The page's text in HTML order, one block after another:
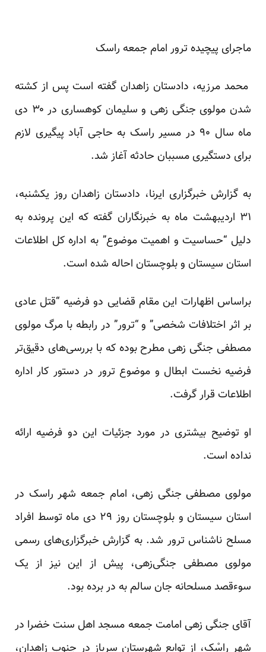
ماجرای پیچیده ترور امام جمعه راسک
محمد مرزیه، دادستان زاهدان گفته است پس از کشته
شدن مولوی جنگی زهی و سلیمان کوهساری در ۳۰ دی
ماه سال ۹۰ در مسیر راسک به حاجی آباد پیگیری لازم
برای دستگیری مسببان حادثه آغاز شد.
به گزارش خبرگزاری ایرنا، دادستان زاهدان روز یکشنبه،
۳۱ اردیبهشت ماه به خبرنگاران گفته که این پرونده به
دلیل “حساسیت و اهمیت موضوع” به اداره کل اطلاعات
استان سیستان و بلوچستان احاله شده است.
براساس اظهارات این مقام قضایی دو فرضیه “قتل عادی
بر اثر اختلافات شخصی” و “ترور” در رابطه با مرگ مولوی
مصطفی جنگی زهی مطرح بوده که با بررسی‌های دقیق‌تر
فرضیه نخست ابطال و موضوع ترور در دستور کار اداره
اطلاعات قرار گرفت.
او توضیح بیشتری در مورد جزئیات این دو فرضیه ارائه
نداده است.
مولوی مصطفی جنگی زهی، امام جمعه شهر راسک در
استان سیستان و بلوچستان روز ۲۹ دی ماه توسط افراد
مسلح نا‌شناس ترور شد. به گزارش خبرگزاری‌های رسمی
مولوی مصطفی جنگی‌زهی، پیش از این نیز از یک
سوءقصد مسلحانه جان سالم به در برده بود.
آقای جنگی زهی امامت جمعه مسجد اهل سنت خضرا در
شهر راسْک، از توابع شهرستان سرباز در جنوب زاهدان،